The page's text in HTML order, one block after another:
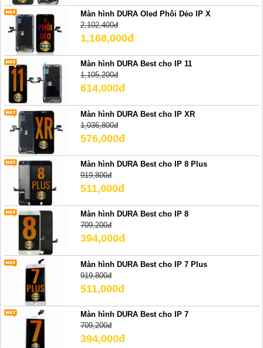
Màn hình DURA Oled Phôi Dẻo IP X
2,102,400đ
1,168,000đ
Màn hình DURA Best cho IP 11
1,105,200đ
614,000đ
Màn hình DURA Best cho IP XR
1,036,800đ
576,000đ
Màn hình DURA Best cho IP 8 Plus
919,800đ
511,000đ
Màn hình DURA Best cho IP 8
709,200đ
394,000đ
Màn hình DURA Best cho IP 7 Plus
919,800đ
511,000đ
Màn hình DURA Best cho IP 7
709,200đ
394,000đ